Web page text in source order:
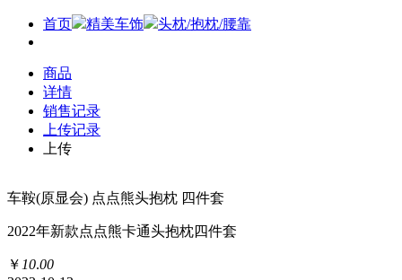
首页 精美车饰 头枕/抱枕/腰靠
商品
详情
销售记录
上传记录
上传
车鞍(原显会) 点点熊头抱枕 四件套
2022年新款点点熊卡通头抱枕四件套
￥ 10.00